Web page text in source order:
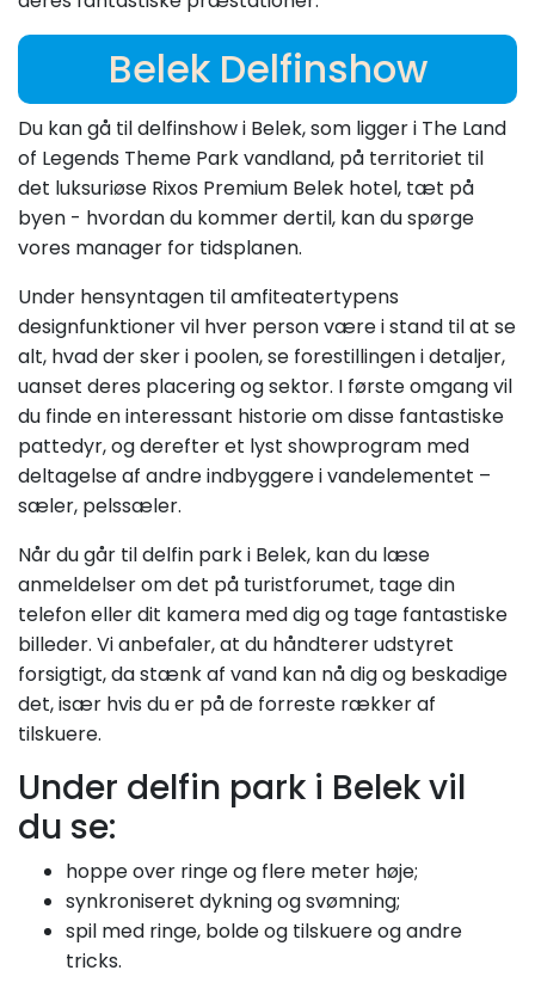
Belek Delfinshow
Du kan gå til delfinshow i Belek, som ligger i The Land
of Legends Theme Park vandland, på territoriet til
det luksuriøse Rixos Premium Belek hotel, tæt på
byen - hvordan du kommer dertil, kan du spørge
vores manager for tidsplanen.
Under hensyntagen til amfiteatertypens
designfunktioner vil hver person være i stand til at se
alt, hvad der sker i poolen, se forestillingen i detaljer,
uanset deres placering og sektor. I første omgang vil
du finde en interessant historie om disse fantastiske
pattedyr, og derefter et lyst showprogram med
deltagelse af andre indbyggere i vandelementet –
sæler, pelssæler.
Når du går til delfin park i Belek, kan du læse
anmeldelser om det på turistforumet, tage din
telefon eller dit kamera med dig og tage fantastiske
billeder. Vi anbefaler, at du håndterer udstyret
forsigtigt, da stænk af vand kan nå dig og beskadige
det, især hvis du er på de forreste rækker af
tilskuere.
Under delfin park i Belek vil
du se:
hoppe over ringe og flere meter høje;
synkroniseret dykning og svømning;
spil med ringe, bolde og tilskuere og andre
tricks.